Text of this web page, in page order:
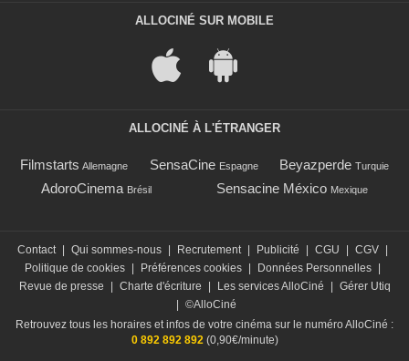
ALLOCINÉ SUR MOBILE
ALLOCINÉ À L'ÉTRANGER
Filmstarts Allemagne SensaCine Espagne Beyazperde Turquie
AdoroCinema Brésil Sensacine México Mexique
Contact Qui sommes-nous Recrutement Publicité CGU CGV
Politique de cookies
Préférences cookies Données Personnelles
Revue de presse
Charte d'écriture Les services AlloCiné
Gérer Utiq
©AlloCiné
Retrouvez tous les horaires et infos de votre cinéma sur le numéro AlloCiné :
0 892 892 892(0,90€/minute)